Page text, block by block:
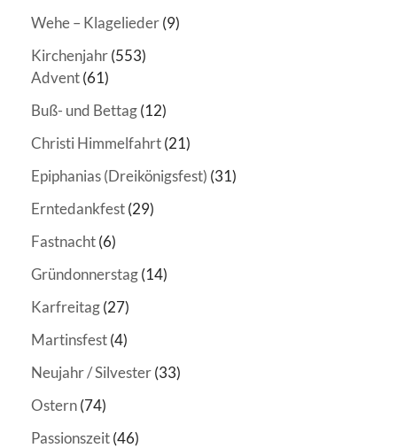
Wehe – Klagelieder(9)
Kirchenjahr(553)
Advent(61)
Buß- und Bettag(12)
Christi Himmelfahrt(21)
Epiphanias (Dreikönigsfest) (31)
Erntedankfest(29)
Fastnacht(6)
Gründonnerstag(14)
Karfreitag(27)
Martinsfest(4)
Neujahr / Silvester(33)
Ostern(74)
Passionszeit(46)